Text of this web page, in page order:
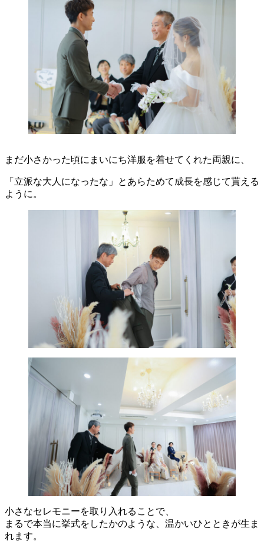
まだ小さかった頃にまいにち洋服を着せてくれた両親に、
「立派な大人になったな」とあらためて成長を感じて貰える
ように。
小さなセレモニーを取り入れることで、
まるで本当に挙式をしたかのような、温かいひとときが生ま
れます。